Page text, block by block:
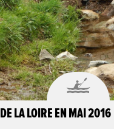

DE LA LOIRE EN MAI 2016